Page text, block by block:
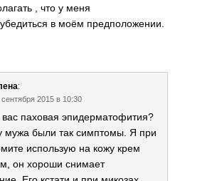
, что у меня
в моём предположении.
:
сентября 2015 в 10:30
паховая эпидерматофития?
мужа были так симптомы. Я при
использую на кожу крем
он хороши снимает